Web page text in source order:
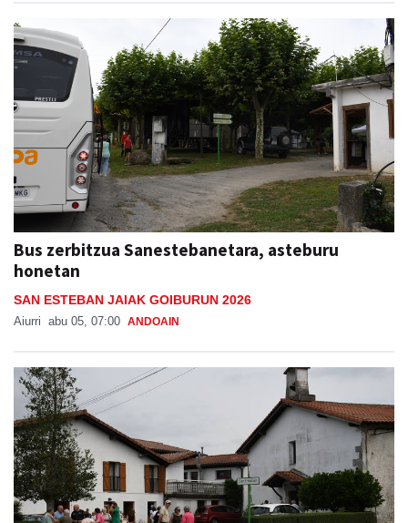
Bus zerbitzua Sanestebanetara, asteburu
honetan
SAN ESTEBAN JAIAK GOIBURUN 2026
Aiurri abu 05, 07:00 ANDOAIN